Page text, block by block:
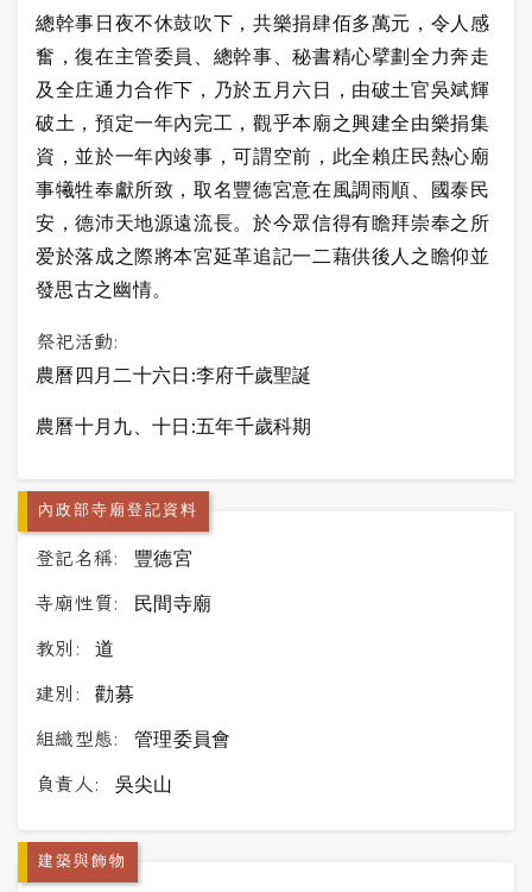
總幹事日夜不休鼓吹下，共樂捐肆佰多萬元，令人感
奮，復在主管委員、總幹事、秘書精心擘劃全力奔走
及全庄通力合作下，乃於五月六日，由破土官吳斌輝
破土，預定一年內完工，觀乎本廟之興建全由樂捐集
資，並於一年內竣事，可謂空前，此全賴庄民熱心廟
事犧牲奉獻所致，取名豐德宮意在風調雨順、國泰民
安，德沛天地源遠流長。於今眾信得有瞻拜崇奉之所
爱於落成之際將本宮延革追記一二藉供後人之瞻仰並
發思古之幽情。
祭祀活動:
農曆四月二十六日:李府千歲聖誕
農曆十月九、十日:五年千歲科期
內政部寺廟登記資料
登記名稱: 豐德宮
寺廟性質: 民間寺廟
教別: 道
建別: 勸募
組織型態: 管理委員會
負責人: 吳尖山
建築與飾物